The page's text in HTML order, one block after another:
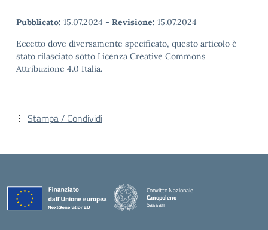
Pubblicato: 15.07.2024 - Revisione: 15.07.2024
Eccetto dove diversamente specificato, questo articolo è
stato rilasciato sotto Licenza Creative Commons
Attribuzione 4.0 Italia.
Stampa / Condividi
Convitto Nazionale
Canopoleno
Sassari